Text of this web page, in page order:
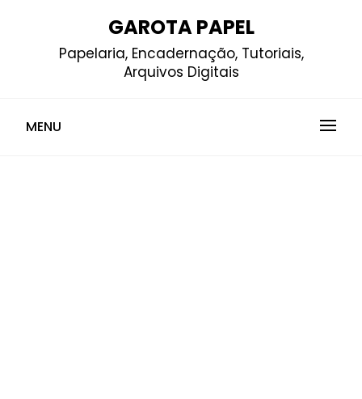
GAROTA PAPEL
Papelaria, Encadernação, Tutoriais,
Arquivos Digitais
MENU